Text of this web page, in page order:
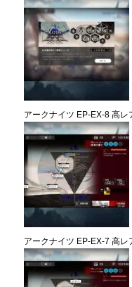
アークナイツ EP-EX-8 高レ
アークナイツ EP-EX-7 高レ